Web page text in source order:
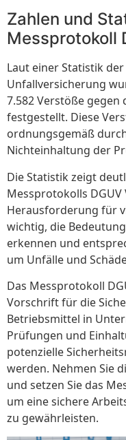
Zahlen und
Messprotokoll
Laut einer Statistik
Unfallversicherung
7.582 Verstöße gegen
festgestellt. Diese
ordnungsgemäß
Nichteinhaltung der
Die Statistik zeigt
Messprotokolls
Herausforderung für
wichtig, die
erkennen und
um Unfälle und
Das Messprotokoll
Vorschrift für die
Betriebsmittel in
Prüfungen und
potenzielle
werden. Nehmen Sie
und setzen Sie das
um eine sichere
zu gewährleisten.